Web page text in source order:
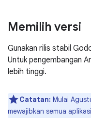
Memilih versi
Gunakan rilis stabil
Untuk pengembangan
lebih tinggi.
Catatan: Mulai
mewajibkan semua